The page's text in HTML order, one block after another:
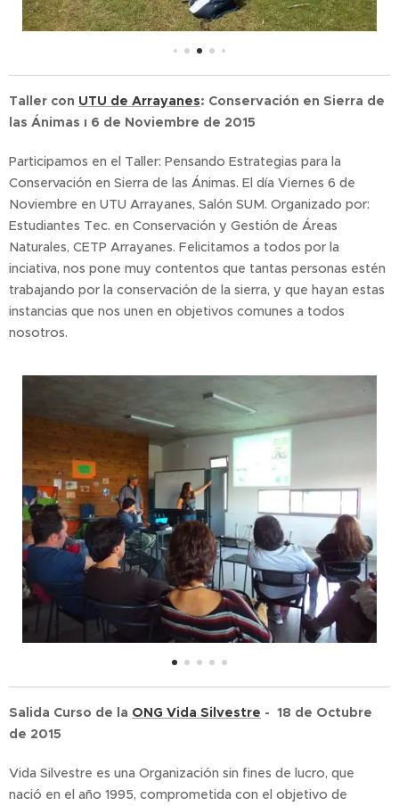
Taller con UTU de Arrayanes: Conservación en Sierra de
las Ánimas ı 6 de Noviembre de 2015
Participamos en el Taller: Pensando Estrategias para la
Conservación en Sierra de las Ánimas. El día Viernes 6 de
Noviembre en UTU Arrayanes, Salón SUM. Organizado por:
Estudiantes Tec. en Conservación y Gestión de Áreas
Naturales, CETP Arrayanes. Felicitamos a todos por la
inciativa, nos pone muy contentos que tantas personas estén
trabajando por la conservación de la sierra, y que hayan estas
instancias que nos unen en objetivos comunes a todos
nosotros.
Salida Curso de la ONG Vida Silvestre - 18 de Octubre
de 2015
Vida Silvestre es una Organización sin fines de lucro, que
nació en el año 1995, comprometida con el objetivo de